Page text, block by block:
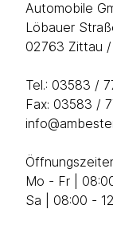
Automobile
Löbauer
02763 Zittau
Tel.: 03583 /
Fax: 03583 /
Mo - Fr |
Sa | 08:00 -